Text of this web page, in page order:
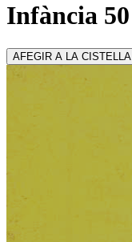
Infància 50
AFEGIR A LA CISTELLA